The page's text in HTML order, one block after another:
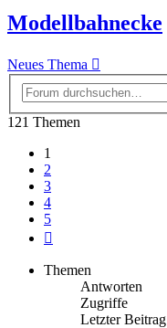
Modellbahnecke
Neues Thema
121 Themen
1
2
3
4
5
Themen
Antworten
Zugriffe
Letzter Beitrag